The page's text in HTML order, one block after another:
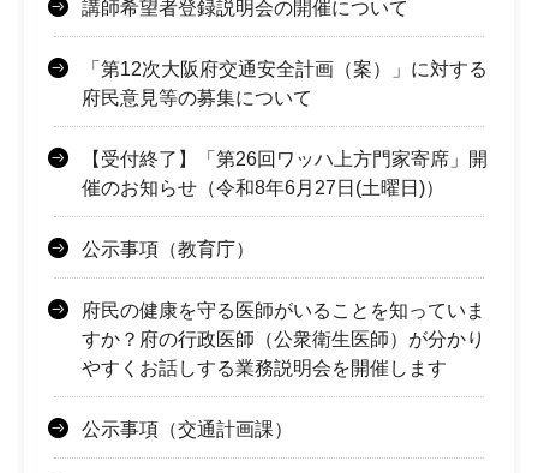
講師希望者登録説明会の開催について
「第12次大阪府交通安全計画（案）」に対する
府民意見等の募集について
【受付終了】「第26回ワッハ上方門家寄席」開
催のお知らせ（令和8年6月27日(土曜日)）
公示事項（教育庁）
府民の健康を守る医師がいることを知っていま
すか？府の行政医師（公衆衛生医師）が分かり
やすくお話しする業務説明会を開催します
公示事項（交通計画課）